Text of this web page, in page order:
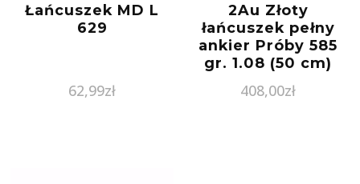
Łańcuszek MD L
629
62,99zł
2Au Złoty
łańcuszek pełny
ankier Próby 585
gr. 1.08 (50 cm)
408,00zł